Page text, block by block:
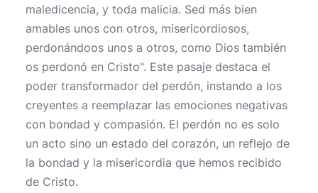
maledicencia, y toda malicia. Sed más bien
amables unos con otros, misericordiosos,
perdonándoos unos a otros, como Dios también
os perdonó en Cristo". Este pasaje destaca el
poder transformador del perdón, instando a los
creyentes a reemplazar las emociones negativas
con bondad y compasión. El perdón no es solo
un acto sino un estado del corazón, un reflejo de
la bondad y la misericordia que hemos recibido
de Cristo.